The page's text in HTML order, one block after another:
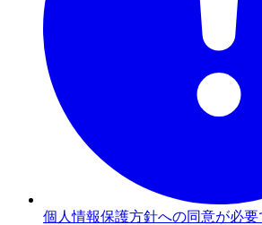
個人情報保護方針への同意が必要